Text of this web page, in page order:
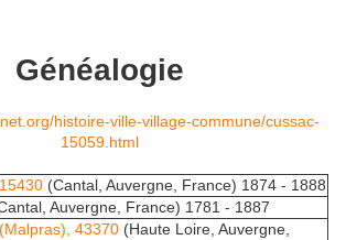
Généalogie
histoire-ville-village-commune/cussac-
15059.html
(Cantal, Auvergne, France) 1874 - 1888
Auvergne, France) 1781 - 1887
43370 (Haute Loire, Auvergne,